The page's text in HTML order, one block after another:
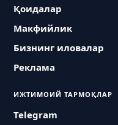
Қоидалар
Макфийлик
Бизнинг иловалар
Реклама
ИЖТИМОИЙ ТАРМОҚЛАР
Telegram